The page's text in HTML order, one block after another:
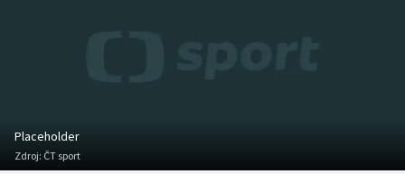
Box
Placeholder
Zdroj: ČT sport